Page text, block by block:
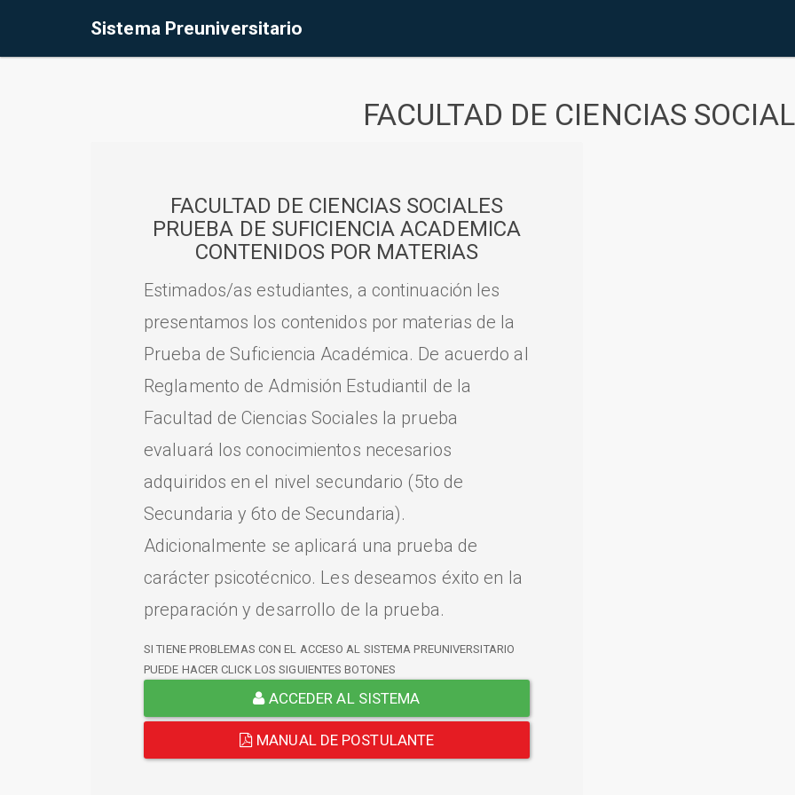
Sistema Preuniversitario
FACULTAD DE CIENCIAS
FACULTAD DE CIENCIAS SOCIALES
PRUEBA DE SUFICIENCIA ACADEMICA
CONTENIDOS POR MATERIAS
Estimados/as estudiantes, a continuación les
presentamos los contenidos por materias de la
Prueba de Suficiencia Académica. De acuerdo al
Reglamento de Admisión Estudiantil de la
Facultad de Ciencias Sociales la prueba
evaluará los conocimientos necesarios
adquiridos en el nivel secundario (5to de
Secundaria y 6to de Secundaria).
Adicionalmente se aplicará una prueba de
carácter psicotécnico. Les deseamos éxito en la
preparación y desarrollo de la prueba.
SI TIENE PROBLEMAS CON EL ACCESO AL SISTEMA PREUNIVERSITARIO
PUEDE HACER CLICK LOS SIGUIENTES BOTONES
ACCEDER AL SISTEMA
MANUAL DE POSTULANTE